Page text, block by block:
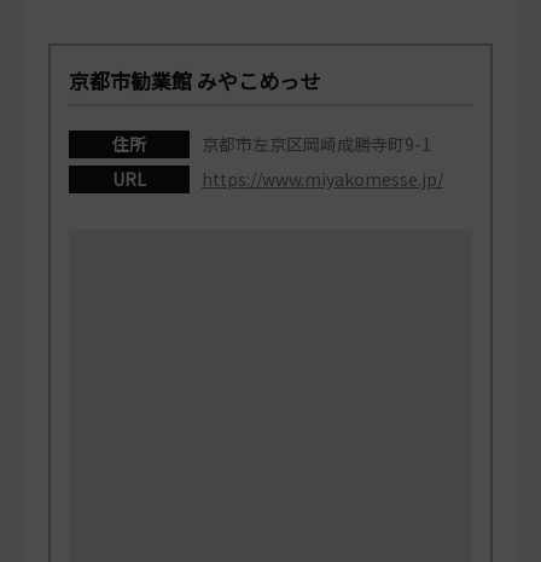
京都市勧業館 みやこめっせ
住所
京都市左京区岡崎成勝寺町9-1
URL
https://www.miyakomesse.jp/